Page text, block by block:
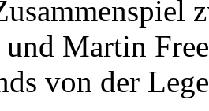
Martin
von der